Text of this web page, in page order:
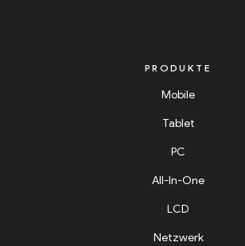
PRODUKTE
Mobile
Tablet
PC
All-In-One
LCD
Netzwerk